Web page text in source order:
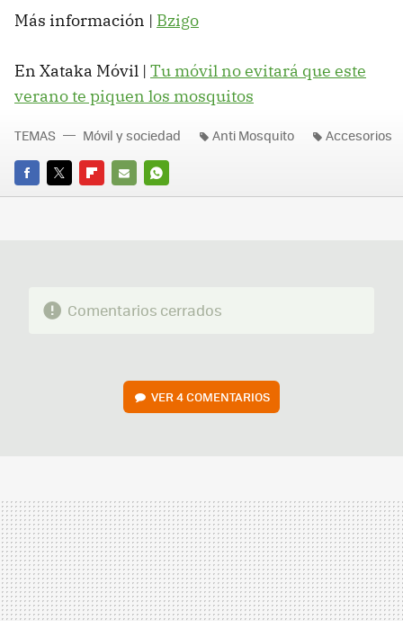
Más información | Bzigo
En Xataka Móvil | Tu móvil no evitará que este
verano te piquen los mosquitos
FACEBOOK
TWITTERFLIPBOARD
E-
WHATSAPP
TEMAS Móvil y sociedad Anti Mosquito Accesorios
Comentarios cerrados
VER4 COMENTARIOS